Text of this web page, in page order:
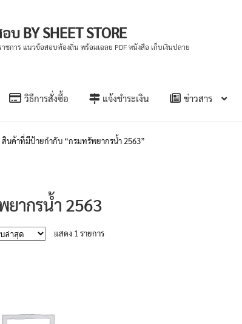
BY SHEET STORE
ชการ แนวข้อสอบท้องถิ่น พร้อมเฉลย PDF หนังสือ เก็บเงินปลาย
วิธีการสั่งซื้อ แจ้งชำระเงิน ข่าวสาร
สินค้าที่มีป้ายกำกับ “กรมทรัพยากรน้ำ 2563”
ยากรน้ำ 2563
แสดง 1 รายการ